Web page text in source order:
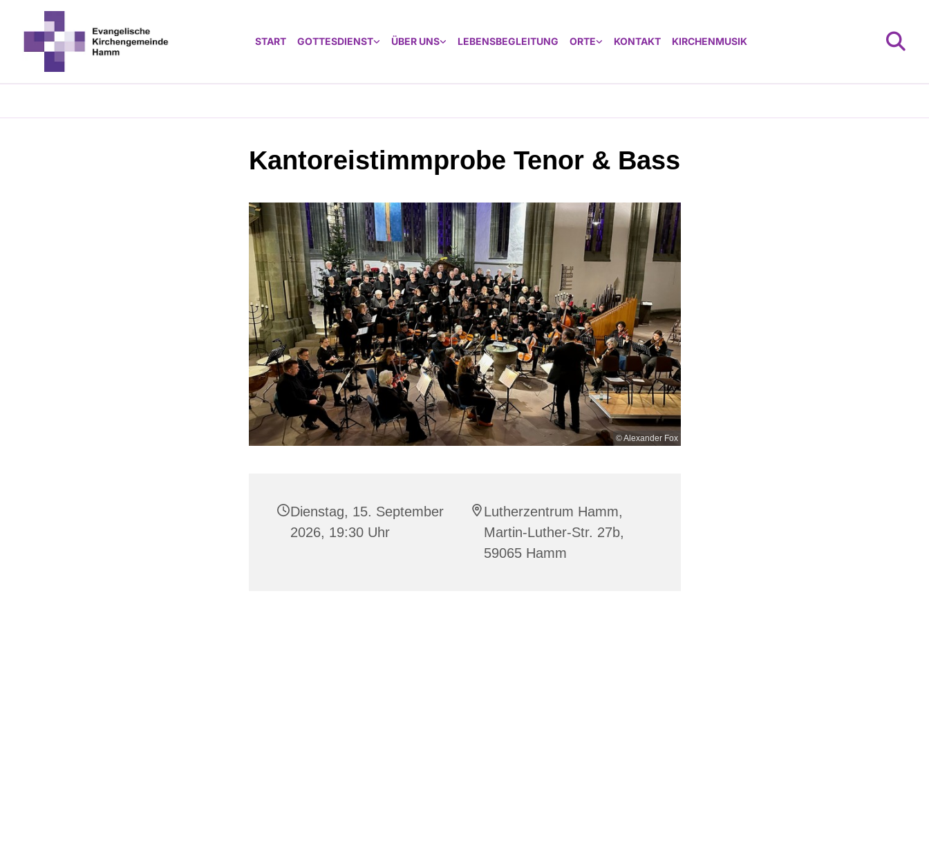
START GOTTESDIENST ÜBER UNS LEBENSBEGLEITUNG ORTE KONTAKT KIRCHENMUSIK
Kantoreistimmprobe Tenor & Bass
© Alexander Fox
Dienstag, 15. September
2026, 19:30 Uhr
Lutherzentrum Hamm,
Martin-Luther-Str. 27b,
59065 Hamm